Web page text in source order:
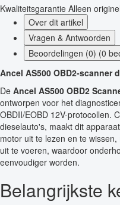
Kwaliteitsgarantie Alleen
Over dit artikel
Vragen & Antwoorden
Beoordelingen (0) (0
Ancel AS500 OBD2-scanner
De Ancel AS500 OBD2
ontworpen voor het
OBDII/EOBD 12V-protocollen.
dieselauto's, maakt dit
motor uit te lezen en te
uit te voeren, waardoor
eenvoudiger worden.
Belangrijkste